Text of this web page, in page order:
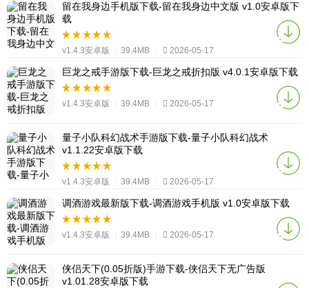
留在我身边手机版下载-留在我身边中文版 v1.0安卓版下
载
v1.4.3安卓版 39.4MB 2026-05-17
巨龙之戒手游版下载-巨龙之戒折扣版 v4.0.1安卓版下载
v1.4.3安卓版 39.4MB 2026-05-17
量子小队科幻战术手游版下载-量子小队科幻战术
v1.1.22安卓版下载
v1.4.3安卓版 39.4MB 2026-05-17
调酒游戏最新版下载-调酒游戏手机版 v1.0安卓版下载
v1.4.3安卓版 39.4MB 2026-05-17
侠侣天下(0.05折版)手游下载-侠侣天下无广告版
v1.01.28安卓版下载